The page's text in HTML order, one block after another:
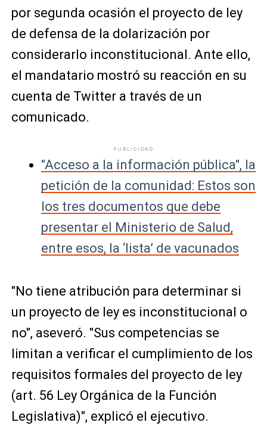
por segunda ocasión el proyecto de ley
de defensa de la dolarización por
considerarlo inconstitucional. Ante ello,
el mandatario mostró su reacción en su
cuenta de Twitter a través de un
comunicado.
PUBLICIDAD
"Acceso a la información pública", la
petición de la comunidad: Estos son
los tres documentos que debe
presentar el Ministerio de Salud,
entre esos, la ‘lista’ de vacunados
"No tiene atribución para determinar si
un proyecto de ley es inconstitucional o
no", aseveró. "Sus competencias se
limitan a verificar el cumplimiento de los
requisitos formales del proyecto de ley
(art. 56 Ley Orgánica de la Función
Legislativa)", explicó el ejecutivo.